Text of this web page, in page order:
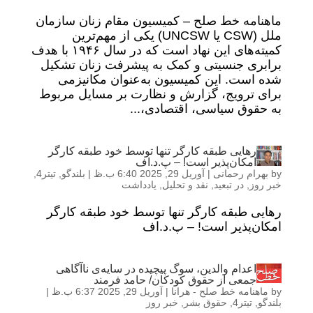
ماهنامه خط صلح – کمیسیون مقام زنان سازمان
ملل (CSW یا UNCSW) یکی از مهم‌ترین
کمیته‌های این نهاد است که در سال ۱۹۴۶ با هدف
برابری جنسیتی و کمک به پیشرفت زنان تشکیل
شده است. این کمیسیون به‌عنوان مکانیزمی
برای ترویج، گزارش و نظارت بر مسایل مربوط
به حقوق سیاسی، اقتصادی،...
رهایی طبقه کارگر تنها توسط خود طبقه کارگر
امکان‌پذیر است! – پ.د.اف
by بهرام رحمانی | آوریل 29, 2025 6:40 ب.ظ | بلندگو تیتر4
,
خبر روز
در تبعید نقد و تحلیل یادداشت
رهایی طبقه کارگر تنها توسط خود طبقه کارگر
امکان‌پذیر است! – پ.د.اف
اعدام والدین، سوگ پیچیده در سایه‌ی ناآگاهی
جمعی از حقوق کودکان/ حامد فرمند
by ماهنامه خط صلح - هرانا | آوریل 29, 2025 6:37 ب.ظ
|
بلندگو تیتر4 , حقوق بشر خبر روز